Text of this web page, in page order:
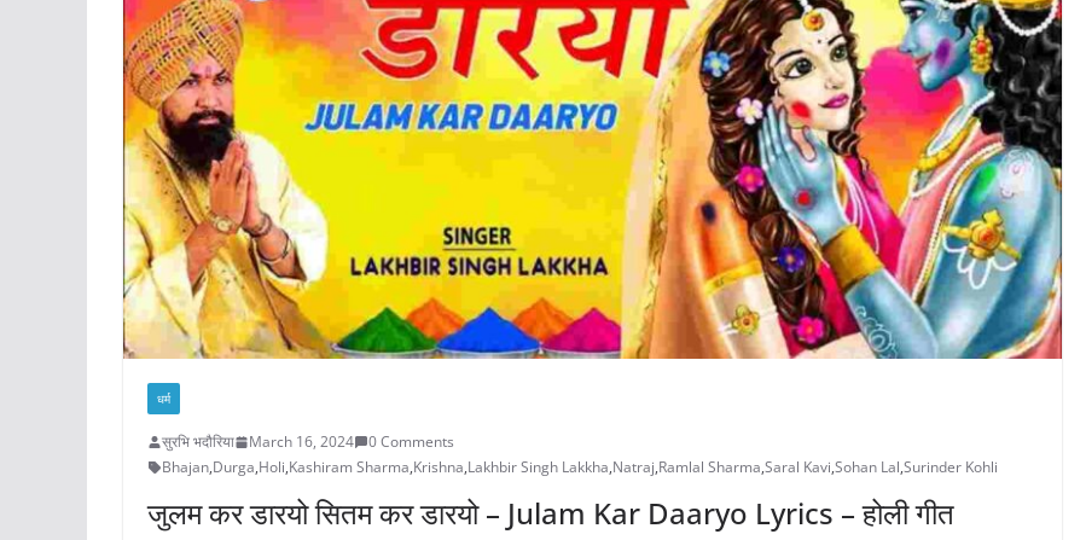
धर्म
सुरभि भदौरिया March 16, 2024
0 Comments
Bhajan,Durga,Holi,Kashiram Sharma,Krishna,Lakhbir Singh Lakkha,Natraj,Ramlal Sharma,Saral Kavi,Sohan Lal,Surinder Kohli
जुलम कर डारयो सितम कर डारयो – Julam Kar Daaryo Lyrics – होली गीत